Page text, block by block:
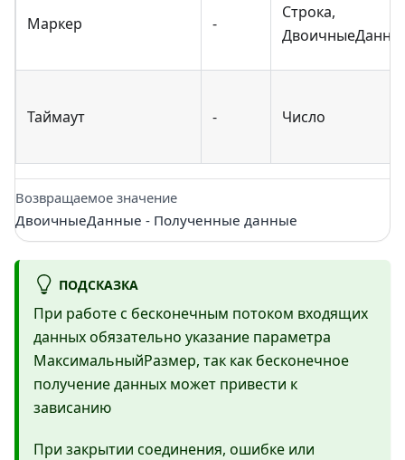
Маркер -
Строка,
Таймаут - Число
Возвращаемое значение
ДвоичныеДанные - Полученные данные
ПОДСКАЗКА
При работе с бесконечным потоком входящих
данных обязательно указание параметра
МаксимальныйРазмер, так как бесконечное
получение данных может привести к
зависанию
При закрытии соединения, ошибке или